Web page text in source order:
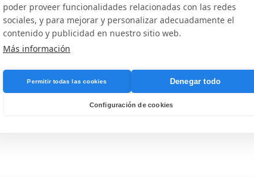
poder proveer funcionalidades relacionadas con las redes
sociales, y para mejorar y personalizar adecuadamente el
contenido y publicidad en nuestro sitio web.
Más información
Permitir todas las cookies Denegar todo
Configuración de cookies